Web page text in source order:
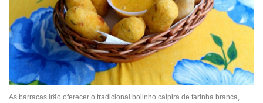
As barracas irão oferecer o tradicional bolinho caipira de farinha branca,